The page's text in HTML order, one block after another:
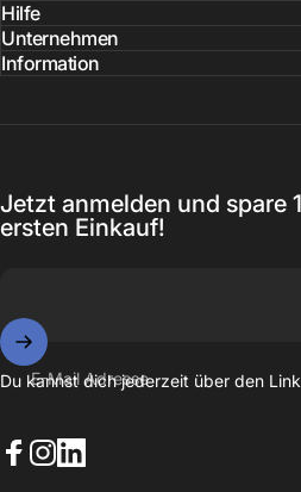
Hilfe
Unternehmen
Information
Jetzt anmelden und spare
ersten Einkauf!
E-Mail Adresse
Du kannst dich jederzeit über den